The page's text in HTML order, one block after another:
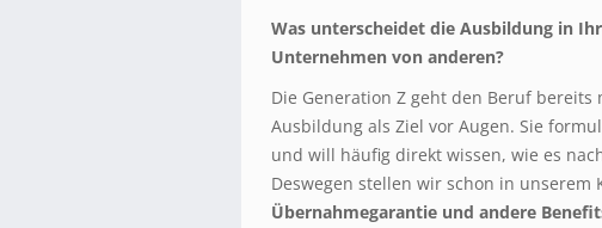
Was unterscheidet die Ausbildung in
Unternehmen von anderen?
Die Generation Z geht den Beruf
Ausbildung als Ziel vor Augen. Sie
und will häufig direkt wissen, wie es
Deswegen stellen wir schon in unserem
Übernahmegarantie und andere